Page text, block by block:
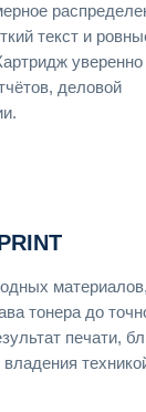
текст и
уверенно
деловой
тонера до
печати,